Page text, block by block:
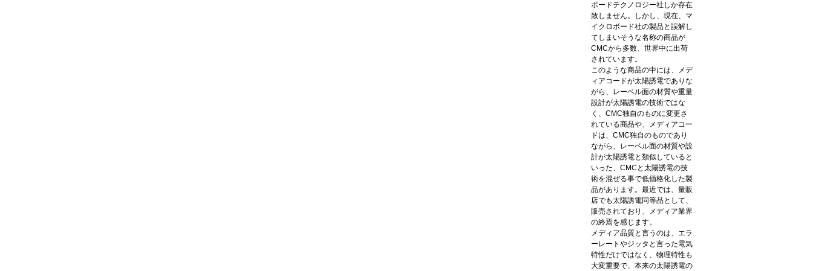
ボードテクノロジー社しか存在
致しません。しかし、現在、マ
イクロボード社の製品と誤解し
てしまいそうな名称の商品が
CMCから多数、世界中に出荷
されています。
このような商品の中には、メデ
ィアコードが太陽誘電でありな
がら、レーベル面の材質や重量
設計が太陽誘電の技術ではな
く、CMC独自のものに変更さ
れている商品や、メディアコー
ドは、CMC独自のものであり
ながら、レーベル面の材質や設
計が太陽誘電と類似していると
いった、CMCと太陽誘電の技
術を混ぜる事で低価格化した製
品があります。最近では、量販
店でも太陽誘電同等品として、
販売されており、メディア業界
の終焉を感じます。
メディア品質と言うのは、エラ
ーレートやジッタと言った電気
特性だけではなく、物理特性も
大変重要で、本来の太陽誘電の